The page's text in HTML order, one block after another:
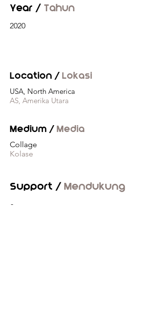
Year / Tahun
2020
Location /Lokasi
USA, North America
AS, Amerika Utara
Medium /Media
Collage
Kolase
Support /Mendukung
-